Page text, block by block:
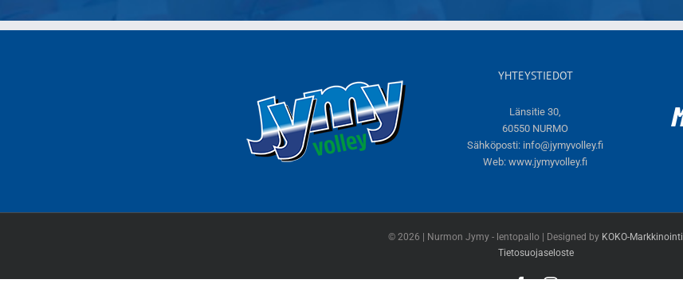
YHTEYSTIEDOT
Länsitie 30,
60550 NURMO
Sähköposti: info@jymyvolley.fi
Web:www.jymyvolley.fi
© 2026 | Nurmon Jymy - lentopallo | Designed by KOKO-Markkinointi
Tietosuojaseloste
FacebookInstagram